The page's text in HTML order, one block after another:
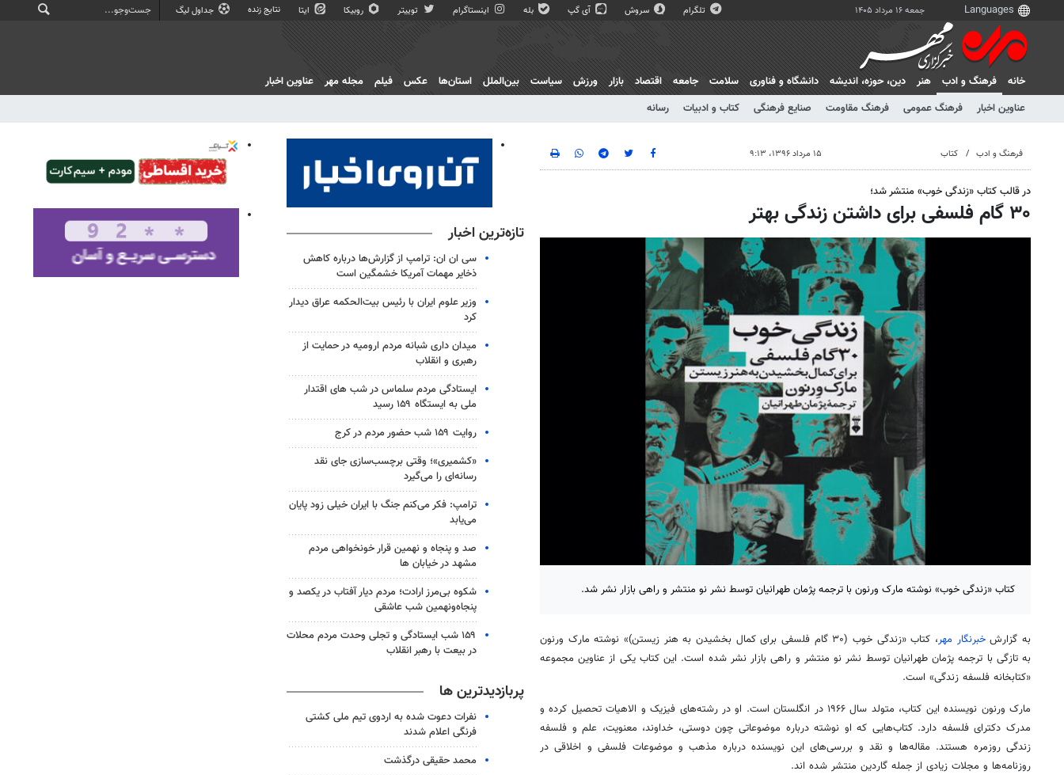
جمعه ۱۶ مرداد ۱۴۰۵ تلگرام سروش آی گپ بله اینستاگرام توییتر روبیکا ایتا نتایج زنده جداول لیگ
خانه
فرهنگ و ادب
عناوین اخبار
فرهنگ عمومی فرهنگ مقاومت صنایع فرهنگی کتاب و ادبیات رسانه
هنر دين، حوزه، انديشه دانشگاه و فناوری سلامت جامعه اقتصاد بازار ورزش سیاست بین‌الملل استان‌ها عکس فیلم مجله مهر عناوین اخبار
فرهنگ و ادب کتاب ۱۵ مرداد ۱۳۹۶، ۹:۱۳
در قالب کتاب «زندگی خوب» منتشر شد؛
۳۰ گام فلسفی برای داشتن زندگی بهتر
کتاب «زندگی خوب» نوشته مارک ورنون با ترجمه پژمان طهرانیان توسط نشر نو منتشر و راهی بازار نشر شد.
به گزارشخبرنگار مهر
، کتاب «زندگی خوب (۳۰ گام فلسفی برای کمال بخشیدن به هنر زیستن)» نوشته مارک ورنون
به تازگی با ترجمه پژمان طهرانیان توسط نشر نو منتشر و راهی بازار نشر شده است. این کتاب یکی از عناوین مجموعه
«کتابخانه فلسفه زندگی» است.
مارک ورنون نویسنده این کتاب، متولد سال ۱۹۶۶ در انگلستان است. او در رشته‌های فیزیک و الاهیات تحصیل کرده و
مدرک دکترای فلسفه دارد. کتاب‌هایی که او نوشته درباره موضوعاتی چون دوستی، خداوند، معنویت، علم و فلسفه
زندگی روزمره هستند. مقاله‌ها و نقد و بررسی‌های این نویسنده درباره مذهب و موضوعات فلسفی و اخلاقی در
روزنامه‌ها و مجلات زیادی از جمله گاردین منتشر شده اند.
تازه‌ترین اخبار
سی ان ان: ترامپ از گزارش‌ها درباره کاهش
ذخایر مهمات آمریکا خشمگین است
وزیر علوم ایران با رئیس بیت‌الحکمه عراق دیدار
کرد
میدان داری شبانه مردم ارومیه در حمایت از
رهبری و انقلاب
ایستادگی مردم سلماس در شب های اقتدار
ملی به ایستگاه ۱۵۹ رسید
روایت ۱۵۹ شب حضور مردم در کرج
«کشمیری»؛ وقتی برچسب‌سازی جای نقد
رسانه‌ای را می‌گیرد
ترامپ: فکر می‌کنم جنگ با ایران خیلی زود پایان
می‌یابد
صد و پنجاه و نهمین قرار خونخواهی مردم
مشهد در خیابان ها
شکوه بی‌مرز ارادت؛ مردم دیار آفتاب در یکصد و
پنجاه‌ونهمین شب عاشقی
۱۵۹ شب ایستادگی و تجلی وحدت مردم محلات
در بیعت با رهبر انقلاب
پربازدیدترین ها
نفرات دعوت شده به اردوی تیم ملی کشتی
فرنگی اعلام شدند
محمد حقیقی درگذشت